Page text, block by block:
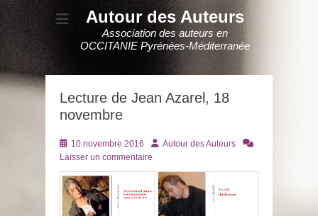
Autour des Auteurs
Association des auteurs en
OCCITANIE Pyrénées-Méditerranée
Lecture de Jean Azarel, 18
novembre
Posté
le
10 novembre 2016 AuteurAutour des Auteurs
Laisser un commentaire